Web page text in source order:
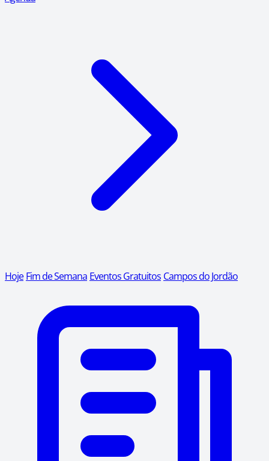
Hoje Fim de Semana Eventos Gratuitos Campos do Jordão